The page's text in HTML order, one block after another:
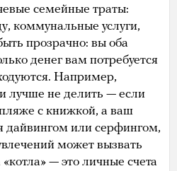
семейные траты:
коммунальные услуги,
прозрачно: вы оба
денег вам потребуется
Например,
лучше не делить — если
с книжкой, а ваш
дайвингом или серфингом,
может вызвать
— это личные счета